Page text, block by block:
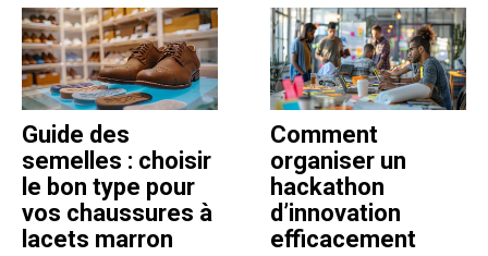
Guide des
semelles : choisir
le bon type pour
vos chaussures à
lacets marron
Comment
organiser un
hackathon
d’innovation
efficacement